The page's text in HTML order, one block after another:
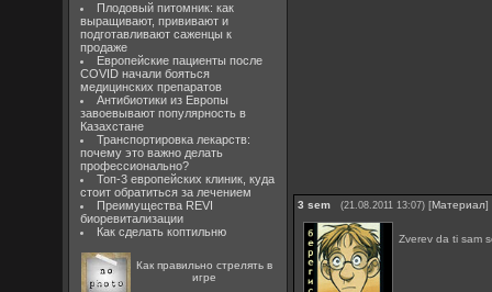
Плодовый питомник: как
выращивают, прививают и
подготавливают саженцы к
продаже
Европейские пациенты после
COVID начали бояться
медицинских препаратов
Антибиотики из Европы
завоевывают популярность в
Казахстане
Транспортировка лекарств:
почему это важно делать
профессионально?
Топ-3 европейских клиник, куда
стоит обратиться за лечением
Преимущества REVI
биоревитализации
Как сделать коптильню
Как правильно стрелять в
игре
3 sem (21.08.2011 13:07) [Материал]
Zverev da ti sam